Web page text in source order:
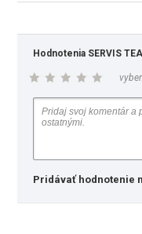
Hodnotenia SERVIS
Pridávať hodnotenie